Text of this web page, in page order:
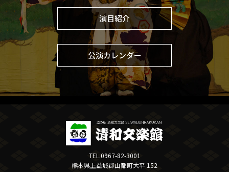
演目紹介
公演カレンダー
TEL.0967-82-3001
熊本県上益城郡山都町大平 152